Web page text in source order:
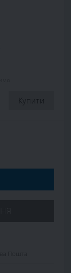
Купити